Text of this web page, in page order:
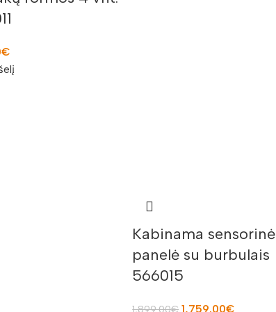
€
Kabinama sensorinė
panelė su burbulais
566015
1,899.00€ 1,759.00€